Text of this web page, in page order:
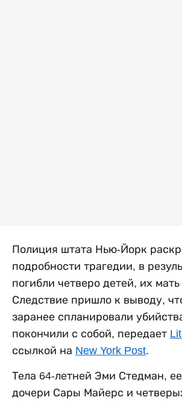
Полиция штата Нью-Йорк
подробности трагедии, в
погибли четверо детей, их
Следствие пришло к выводу,
заранее спланировали
покончили с собой, передает
ссылкой на New York Post.
Тела 64-летней Эми Стедман,
дочери Сары Майерс и